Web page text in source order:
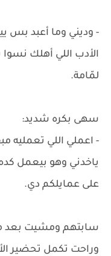
- وديني وما أعبد بس
الأدب اللي أهلك نسوا
لمّامة.
سهى بكره شديد:
- اعملي اللي تعمليه
ياخدني وهو بيعمل
على عمايلكم دي.
سابتهم ومشيت بعد ما
وراحت تكمل تحضير